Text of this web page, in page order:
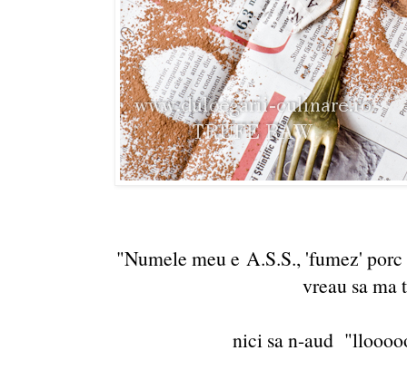
"Numele meu e A.S.S., 'fumez'
vreau sa
nici sa n-aud